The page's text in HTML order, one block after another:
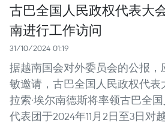
古巴全国人民政权代表大
南进行工作访问
31/10/2024 01:19
据越南国会对外委员会的公报
敏邀请，古巴全国人民政权代表
拉索·埃尔南德斯将率领古巴全
代表团于2024年11月2日至3日对